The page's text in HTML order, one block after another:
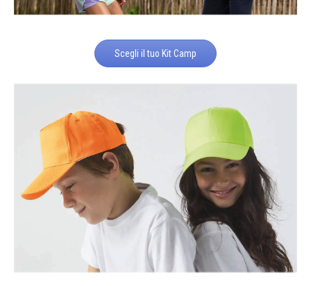
Scegli il tuo Kit Camp